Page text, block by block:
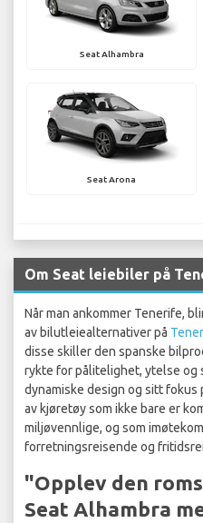
Seat Alhambra
Seat Arona
Om Seat leiebiler på
Når man ankommer Tenerife,
av bilutleiealternativer på
disse skiller den spanske
rykte for pålitelighet, ytelse og
dynamiske design og sitt fokus
av kjøretøy som ikke bare er
miljøvennlige, og som
forretningsreisende og
"Opplev den
Seat Alhambra